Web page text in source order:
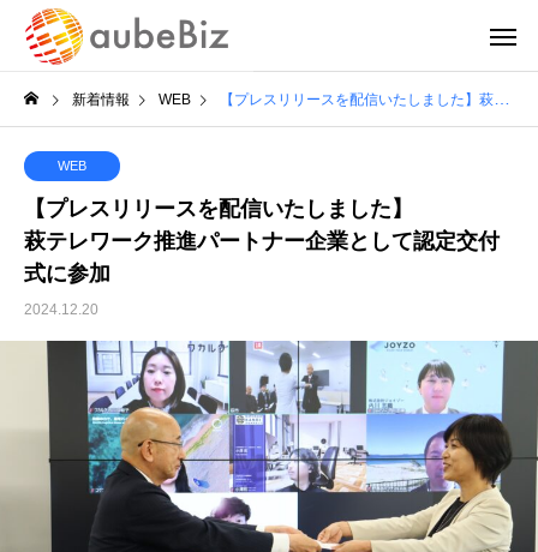
新着情報 WEB 【プレスリリースを配信いたしました】萩テレワーク推進パートナー企業として認定交付式に参加
WEB
【プレスリリースを配信いたしました】
萩テレワーク推進パートナー企業として認定交付
式に参加
2024.12.20